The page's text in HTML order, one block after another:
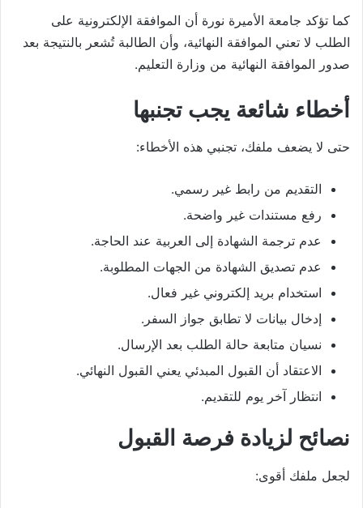
كما تؤكد جامعة الأميرة نورة أن الموافقة الإلكترونية على
الطلب لا تعني الموافقة النهائية، وأن الطالبة تُشعر بالنتيجة بعد
صدور الموافقة النهائية من وزارة التعليم.
أخطاء شائعة يجب تجنبها
حتى لا يضعف ملفك، تجنبي هذه الأخطاء:
التقديم من رابط غير رسمي.
رفع مستندات غير واضحة.
عدم ترجمة الشهادة إلى العربية عند الحاجة.
عدم تصديق الشهادة من الجهات المطلوبة.
استخدام بريد إلكتروني غير فعال.
إدخال بيانات لا تطابق جواز السفر.
نسيان متابعة حالة الطلب بعد الإرسال.
الاعتقاد أن القبول المبدئي يعني القبول النهائي.
انتظار آخر يوم للتقديم.
نصائح لزيادة فرصة القبول
لجعل ملفك أقوى: